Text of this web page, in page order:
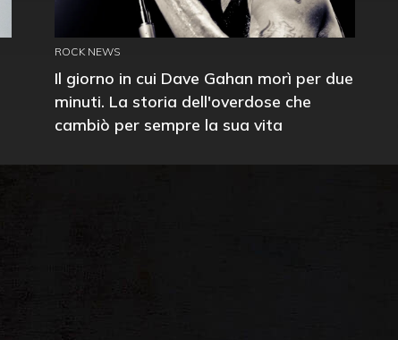
ROCK NEWS
Il giorno in cui Dave Gahan morì per due
minuti. La storia dell'overdose che
cambiò per sempre la sua vita